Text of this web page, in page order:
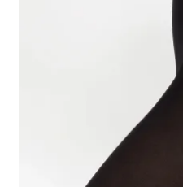
potomne